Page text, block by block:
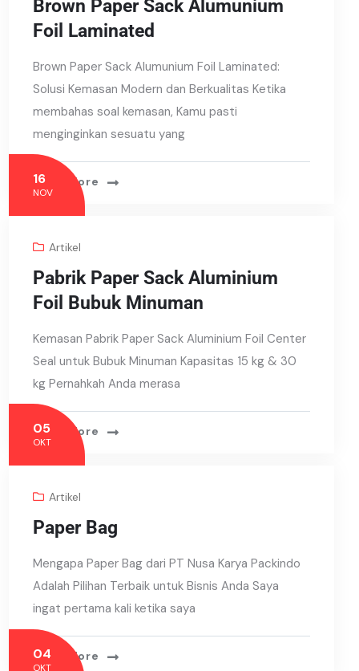
Brown Paper Sack Alumunium
Foil Laminated
Brown Paper Sack Alumunium Foil Laminated:
Solusi Kemasan Modern dan Berkualitas Ketika
membahas soal kemasan, Kamu pasti
menginginkan sesuatu yang
Read More
16
NOV
Artikel
Pabrik Paper Sack Aluminium
Foil Bubuk Minuman
Kemasan Pabrik Paper Sack Aluminium Foil Center
Seal untuk Bubuk Minuman Kapasitas 15 kg & 30
kg Pernahkah Anda merasa
Read More
05
OKT
Artikel
Paper Bag
Mengapa Paper Bag dari PT Nusa Karya Packindo
Adalah Pilihan Terbaik untuk Bisnis Anda Saya
ingat pertama kali ketika saya
Read More
04
OKT